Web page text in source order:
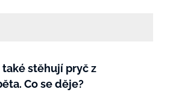
stěhují pryč z
Co se děje?